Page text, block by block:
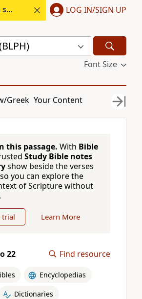
LOG IN/SIGN UP
Font Size
Greek Your Content
this passage. With Bible
Study Bible notes
show beside the verses
you can explore the
of Scripture without
trial Learn More
22 Find resource
Encyclopedias
Dictionaries